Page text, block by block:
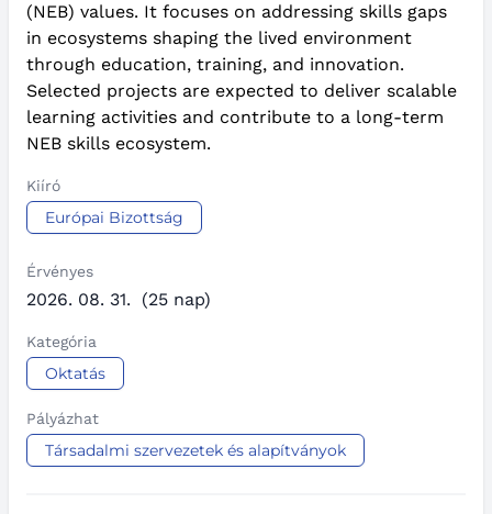
(NEB) values. It focuses on addressing skills gaps
in ecosystems shaping the lived environment
through education, training, and innovation.
Selected projects are expected to deliver scalable
learning activities and contribute to a long-term
NEB skills ecosystem.
Kiíró
Európai Bizottság
Érvényes
2026. 08. 31. (25 nap)
Kategória
Oktatás
Pályázhat
Társadalmi szervezetek és alapítványok